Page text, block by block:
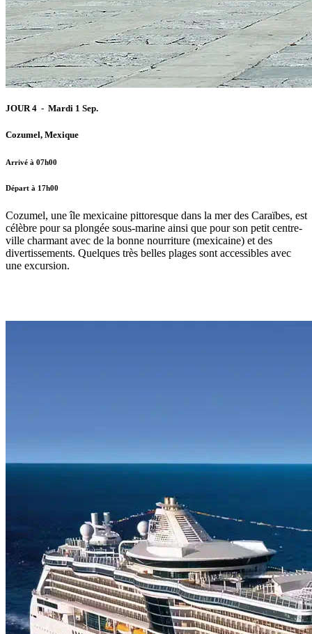
JOUR 4 - Mardi 1 Sep.
Cozumel, Mexique
Arrivé à 07h00
Départ à 17h00
Cozumel, une île mexicaine pittoresque dans la mer des Caraïbes, est
célèbre pour sa plongée sous-marine ainsi que pour son petit centre-
ville charmant avec de la bonne nourriture (mexicaine) et des
divertissements. Quelques très belles plages sont accessibles avec
une excursion.